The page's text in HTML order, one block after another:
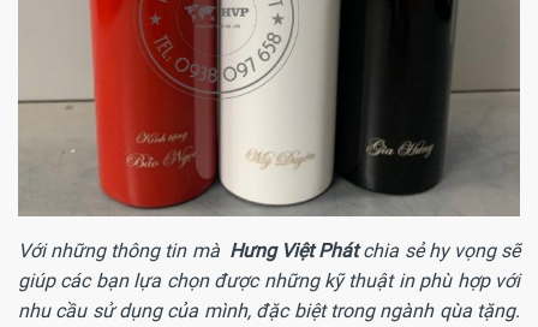
Với những thông tin mà Hưng Việt Phátchia sẻ hy vọng sẽ
giúp các bạn lựa chọn được những kỹ thuật in phù hợp với
nhu cầu sử dụng của mình, đặc biệt trong ngành qùa tặng.